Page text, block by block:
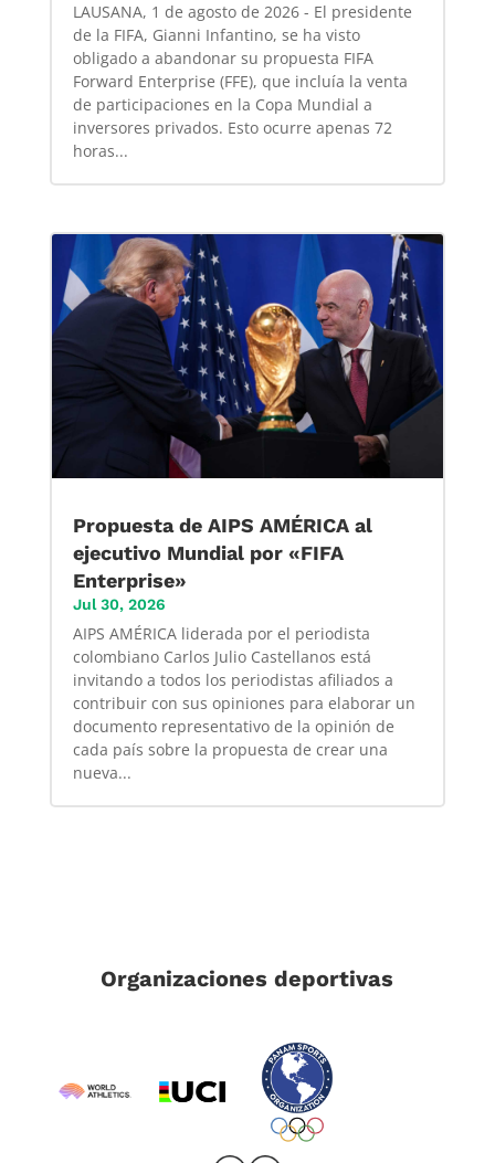
LAUSANA, 1 de agosto de 2026 - El presidente
de la FIFA, Gianni Infantino, se ha visto
obligado a abandonar su propuesta FIFA
Forward Enterprise (FFE), que incluía la venta
de participaciones en la Copa Mundial a
inversores privados. Esto ocurre apenas 72
horas...
Propuesta de AIPS AMÉRICA al
ejecutivo Mundial por «FIFA
Enterprise»
Jul 30, 2026
AIPS AMÉRICA liderada por el periodista
colombiano Carlos Julio Castellanos está
invitando a todos los periodistas afiliados a
contribuir con sus opiniones para elaborar un
documento representativo de la opinión de
cada país sobre la propuesta de crear una
nueva...
Organizaciones deportivas